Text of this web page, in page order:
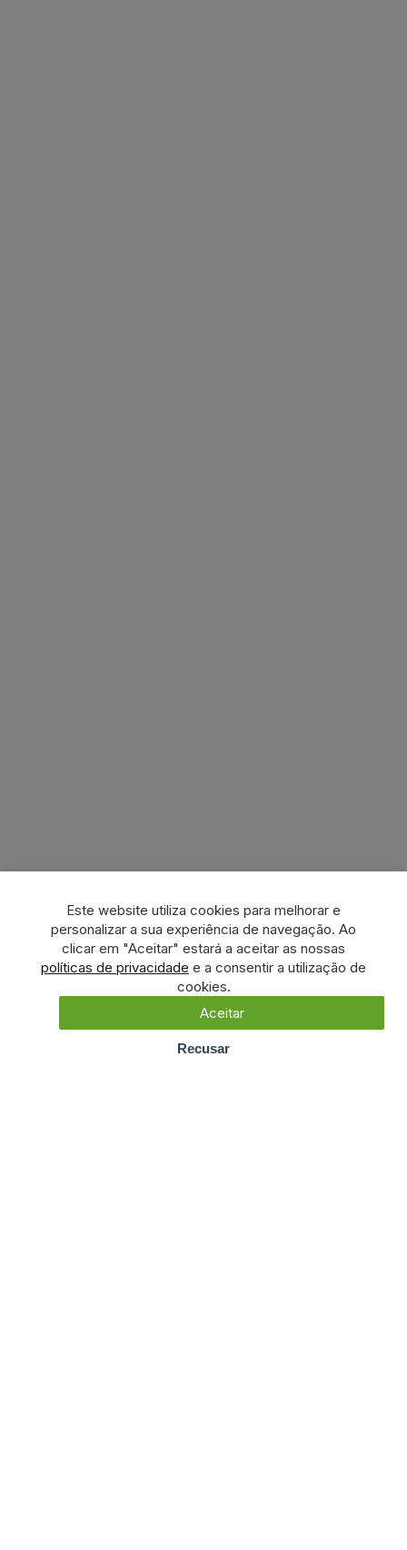
Este website utiliza cookies para melhorar e
personalizar a sua experiência de navegação. Ao
clicar em "Aceitar" estará a aceitar as nossas
políticas de privacidade e a consentir a utilização de
cookies.
Aceitar
Recusar